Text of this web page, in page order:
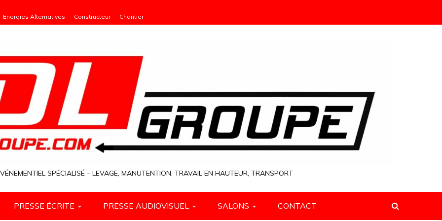
Energies Alternatives Constructeur Chantier
SPÉCIALISÉ – LEVAGE, MANUTENTION, TRAVAIL EN HAUTEUR, TRANSPORT
PRESSE ÉCRITE PRESSE AUDIOVISUEL SALONS CONTACT